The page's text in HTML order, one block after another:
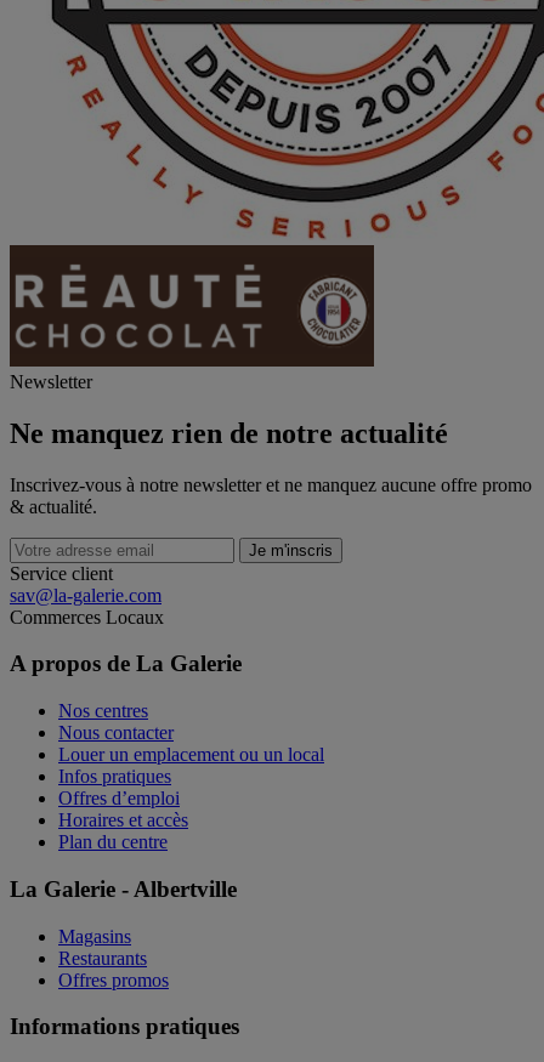
Newsletter
Ne manquez rien de notre actualité
Inscrivez-vous à notre newsletter et ne manquez aucune offre promo
& actualité.
Je m'inscris
Service client
sav@la-galerie.com
Commerces Locaux
A propos de La Galerie
Nos centres
Nous contacter
Louer un emplacement ou un local
Infos pratiques
Offres d’emploi
Horaires et accès
Plan du centre
La Galerie - Albertville
Magasins
Restaurants
Offres promos
Informations pratiques